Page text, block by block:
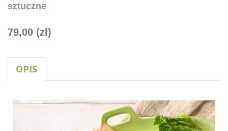
sztuczne
79,00 (zł)
OPIS